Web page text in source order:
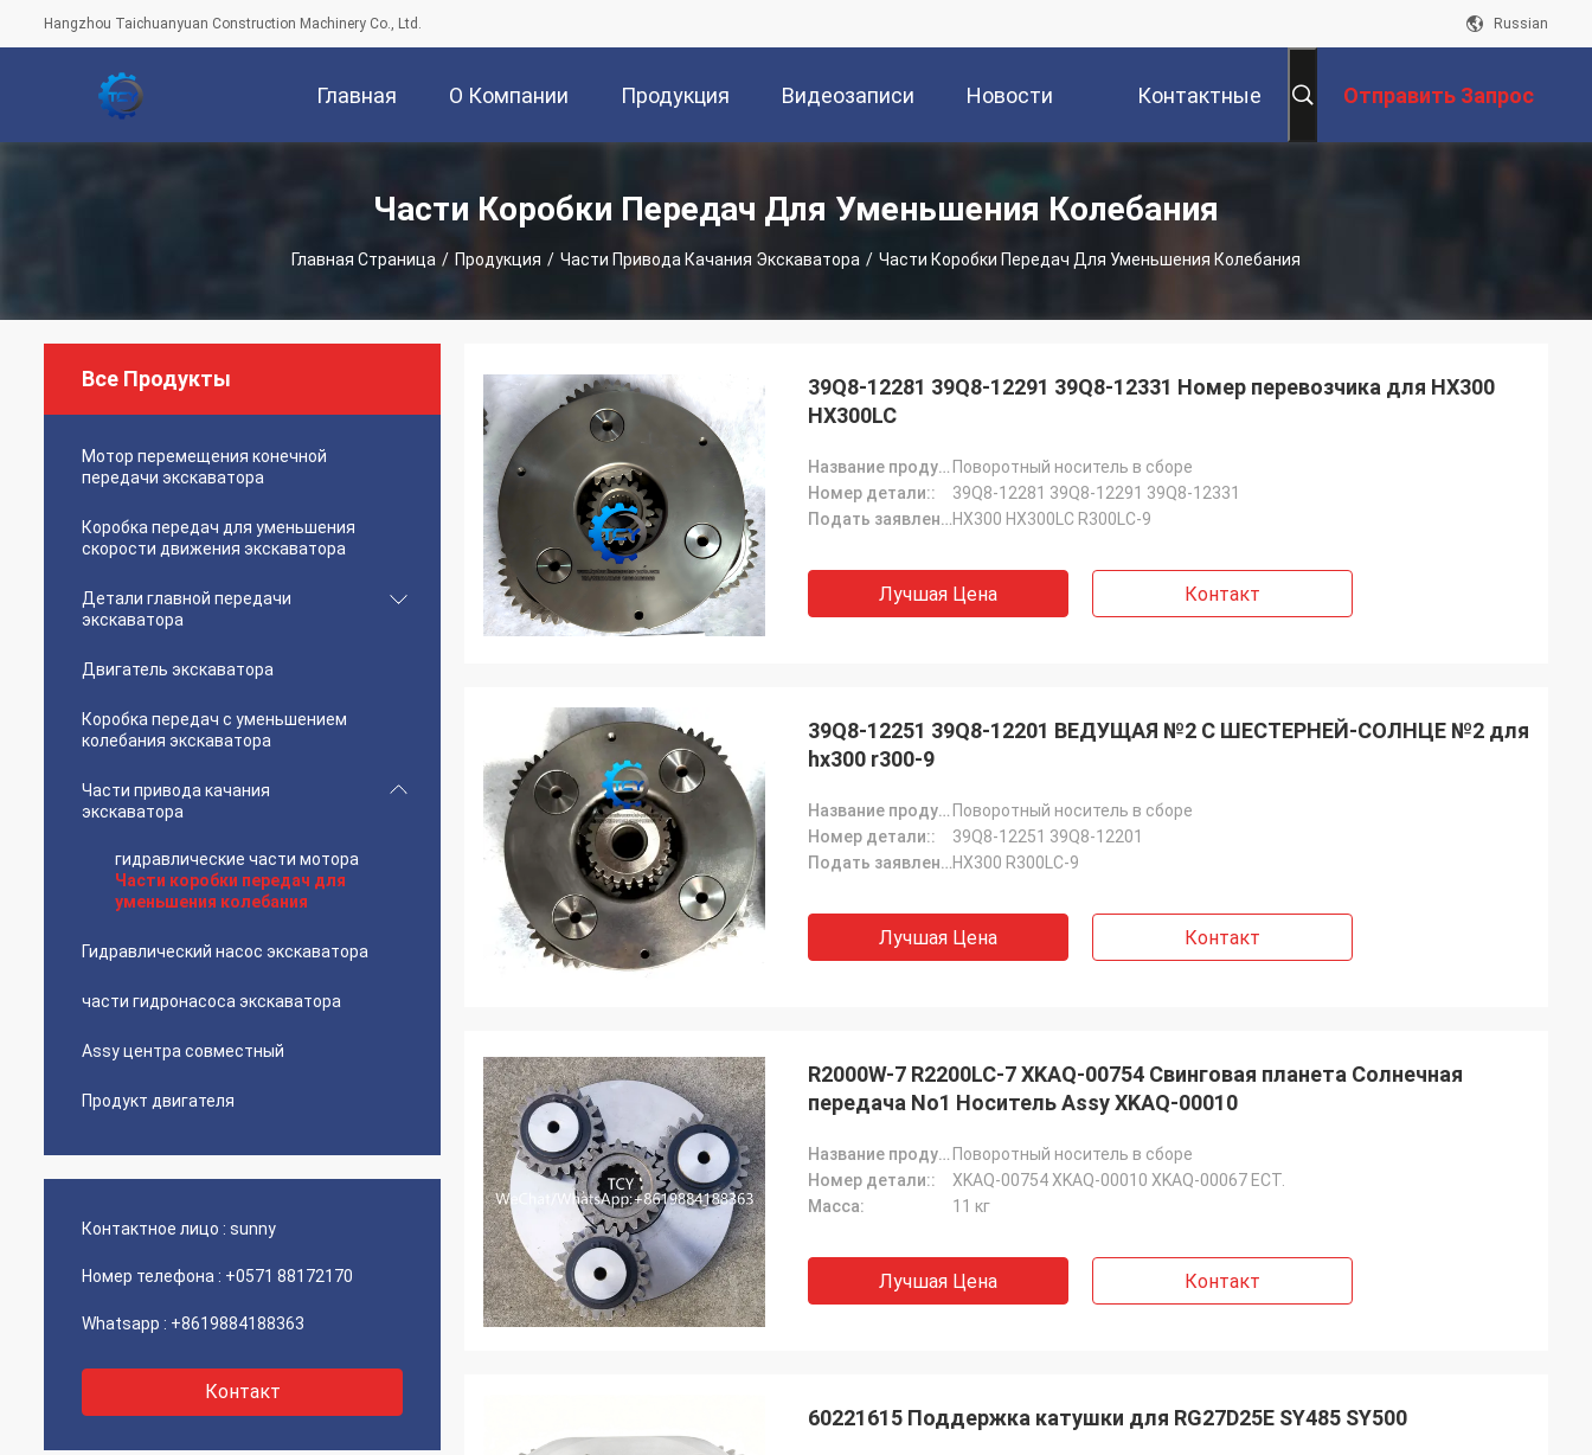
Hangzhou Taichuanyuan Construction Machinery Co., Ltd. Russian
Главная
Страница
О Компании Продукция Видеозаписи Новости Контактные Отправить Запрос
Части Коробки Передач Для Уменьшения Колебания
Главная Страница / Продукция / Части Привода Качания Экскаватора / Части Коробки Передач Для Уменьшения Колебания
Все Продукты
Мотор перемещения конечной
передачи экскаватора
Коробка передач для уменьшения
скорости движения экскаватора
Детали главной передачи
экскаватора
Двигатель экскаватора
Коробка передач с уменьшением
колебания экскаватора
Части привода качания
экскаватора
гидравлические части мотора
Части коробки передач для
уменьшения колебания
Гидравлический насос экскаватора
части гидронасоса экскаватора
Assy центра совместный
Продукт двигателя
Контактное лицо : sunny
Номер телефона : +0571 88172170
Whatsapp : +8619884188363
Контакт
39Q8-12281 39Q8-12291 39Q8-12331 Номер перевозчика для HX300
HX300LC
Название продукта:: Поворотный носитель в сборе
Номер детали::
39Q8-12281 39Q8-12291 39Q8-12331
Подать заявление:HX300 HX300LC R300LC-9
Лучшая Цена Контакт
39Q8-12251 39Q8-12201 ВЕДУЩАЯ №2 С ШЕСТЕРНЕЙ-СОЛНЦЕ №2 для
hx300 r300-9
Название продукта:: Поворотный носитель в сборе
Номер детали::
39Q8-12251 39Q8-12201
Подать заявление:HX300 R300LC-9
Лучшая Цена Контакт
R2000W-7 R2200LC-7 XKAQ-00754 Свинговая планета Солнечная
передача No1 Носитель Assy XKAQ-00010
Название продукта:: Поворотный носитель в сборе
Номер детали::
XKAQ-00754 XKAQ-00010 XKAQ-00067 ECT.
Масса:
11 кг
Лучшая Цена Контакт
60221615 Поддержка катушки для RG27D25E SY485 SY500